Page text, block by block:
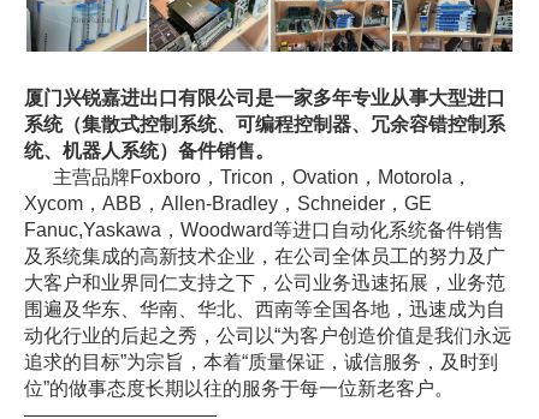
厦门兴锐嘉进出口有限公司是一家多年专业从事大型进口
系统（集散式控制系统、可编程控制器、冗余容错控制系
统、机器人系统）备件销售。
主营品牌Foxboro，Tricon，Ovation，Motorola，
Xycom，ABB，Allen-Bradley，Schneider，GE
Fanuc,Yaskawa，Woodward等进口自动化系统备件销售
及系统集成的高新技术企业，在公司全体员工的努力及广
大客户和业界同仁支持之下，公司业务迅速拓展，业务范
围遍及华东、华南、华北、西南等全国各地，迅速成为自
动化行业的后起之秀，公司以“为客户创造价值是我们永远
追求的目标”为宗旨，本着“质量保证，诚信服务，及时到
位”的做事态度长期以往的服务于每一位新老客户。
——————————